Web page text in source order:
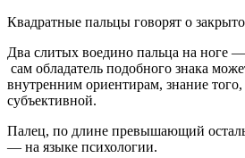
Квадратные пальцы говорят о
Два слитых воедино пальца на ноге
сам обладатель подобного знака
внутренним ориентирам, знание
субъективной.
Палец, по длине превышающий
— на языке психологии.